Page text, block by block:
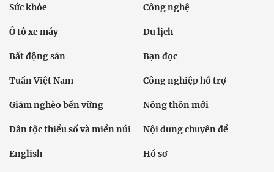
Sức khỏe Công nghệ
Ô tô xe máy Du lịch
Bất động sản Bạn đọc
Tuần Việt Nam Công nghiệp hỗ trợ
Giảm nghèo bền vững Nông thôn mới
Dân tộc thiểu số và miền núi Nội dung chuyên đề
English Hồ sơ